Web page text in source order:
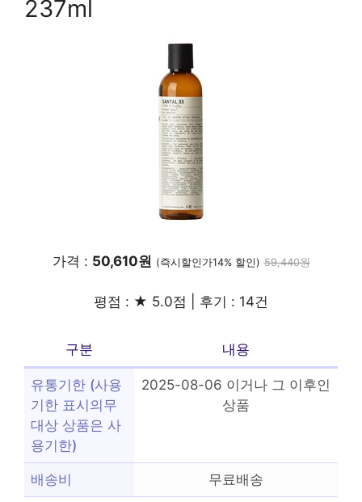
237ml
가격 : 50,610원 (즉시할인가14% 할인) 59,440원
평점 : ★ 5.0점 | 후기 : 14건
구분 내용
유통기한 (사용
기한 표시의무
대상 상품은 사
용기한)
2025-08-06 이거나 그 이후인
상품
배송비 무료배송